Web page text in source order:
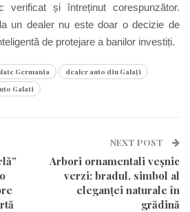
verificat și întreținut corespunzător.
un dealer nu este doar o decizie de
de protejare a banilor investiți.
Germania
dealer auto din Galați
Galati
NEXT POST
Arbori ornamentali veșnic
verzi: bradul, simbol al
eleganței naturale în
grădină